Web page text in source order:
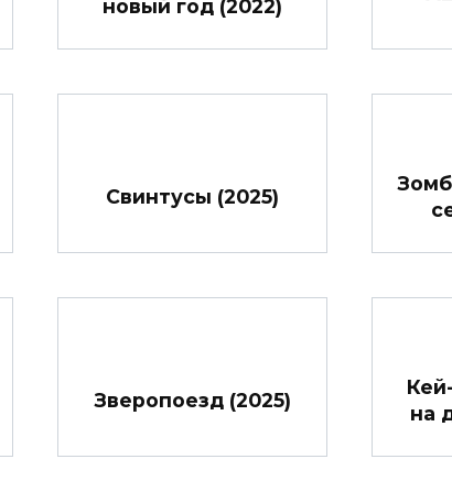
новый год (2022)
Свинтусы (2025)
Зверопоезд (2025)
на